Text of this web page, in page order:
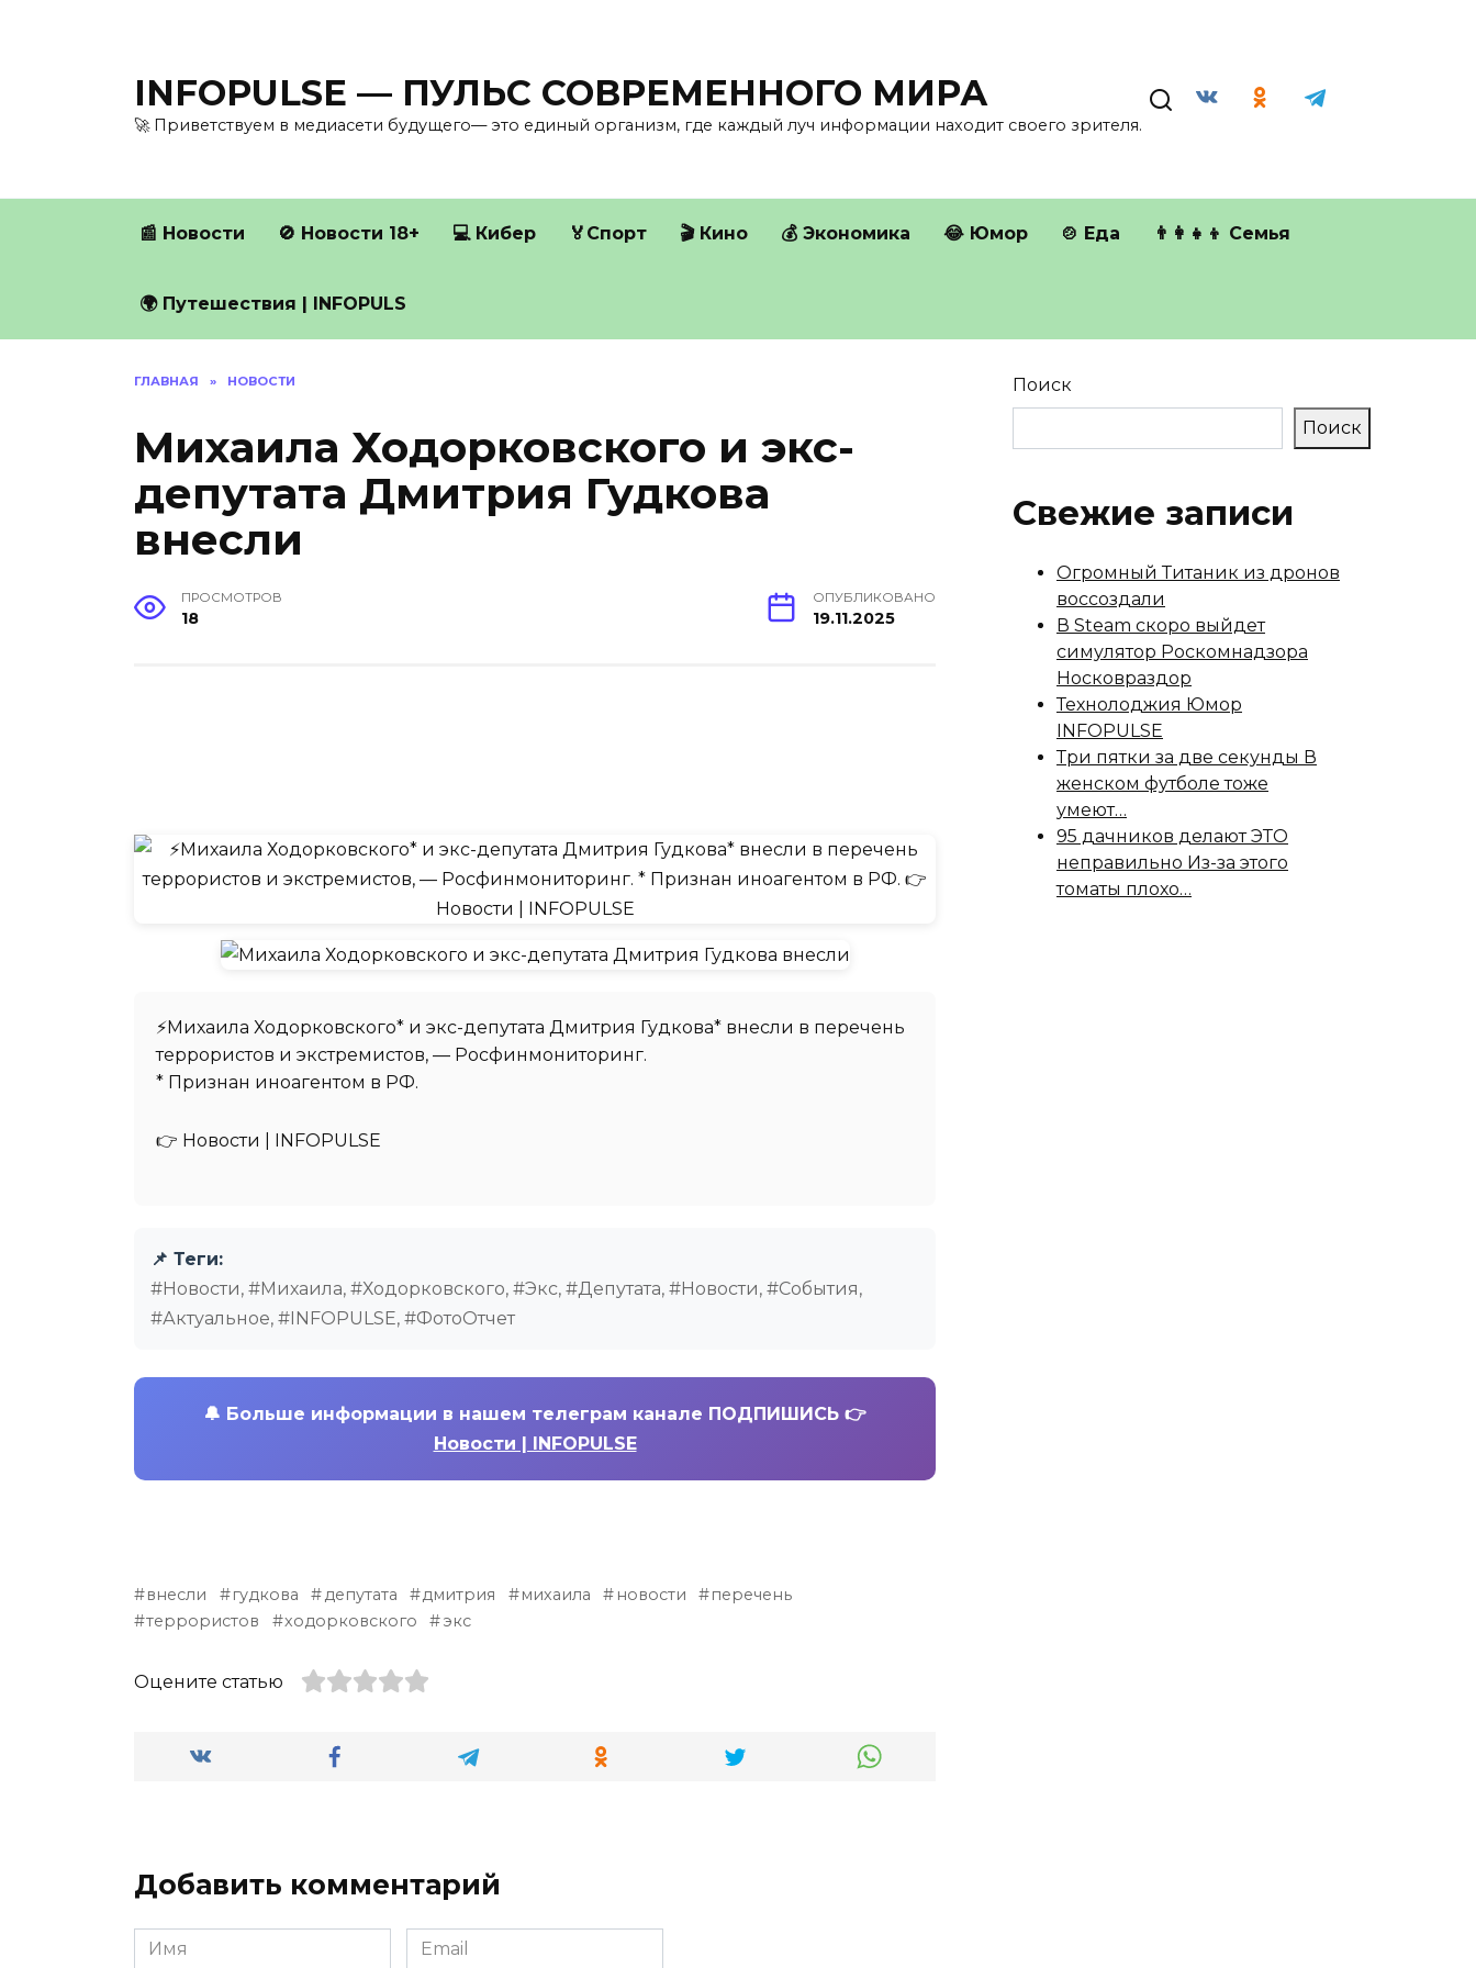
INFOPULSE — ПУЛЬС СОВРЕМЕННОГО МИРА
🚀 Приветствуем в медиасети будущего— это единый организм, где каждый луч информации находит своего зрителя.
📰 Новости 🚫 Новости 18+ 💻 Кибер 🏅Спорт 🎬 Кино 💰 Экономика 😂 Юмор 🍲 Еда 👨‍👩‍👧‍👦 Семья
🌍 Путешествия | INFOPULS
ГЛАВНАЯ » НОВОСТИ
Михаила Ходорковского и экс-
депутата Дмитрия Гудкова
внесли
ПРОСМОТРОВ
18
ОПУБЛИКОВАНО
19.11.2025
⚡️Михаила Ходорковского* и экс-депутата Дмитрия Гудкова* внесли в перечень
террористов и экстремистов, — Росфинмониторинг.
* Признан иноагентом в РФ.
👉 Новости | INFOPULSE⁩
📌 Теги:
#Новости, #Михаила, #Ходорковского, #Экс, #Депутата, #Новости, #События,
#Актуальное, #INFOPULSE, #ФотоОтчет
🔔 Больше информации в нашем телеграм канале ПОДПИШИСЬ 👉
Новости | INFOPULSE
внесли гудкова депутата дмитрия михаила новости
перечень
террористов
ходорковского экс
Оцените статью
Добавить комментарий
Имя
Email
Поиск
Поиск
Свежие записи
Огромный Титаник из дронов
воссоздали
В Steam скоро выйдет
симулятор Роскомнадзора
Носковраздор
Технолоджия Юмор
INFOPULSE
Три пятки за две секунды В
женском футболе тоже
умеют…
95 дачников делают ЭТО
неправильно Из-за этого
томаты плохо…